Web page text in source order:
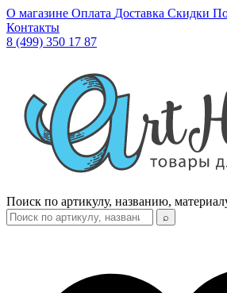
О магазине Оплата Доставка Скидки
Контакты
8 (499) 350 17 87
Поиск по артикулу, названию,
⌕